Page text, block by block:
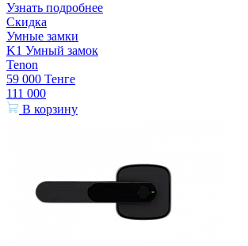
Узнать подробнее
Скидка
Умные замки
K1 Умный замок
Tenon
59 000 Тенге
111 000
В корзину